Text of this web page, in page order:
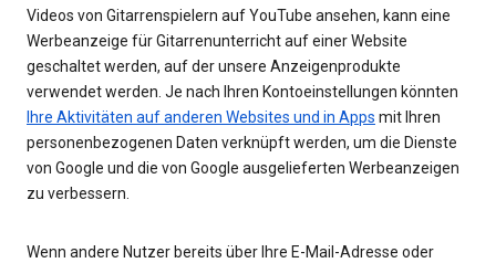
Videos von Gitarrenspielern auf YouTube ansehen, kann eine
Werbeanzeige für Gitarrenunterricht auf einer Website
geschaltet werden, auf der unsere Anzeigenprodukte
verwendet werden. Je nach Ihren Kontoeinstellungen könnten
Ihre Aktivitäten auf anderen Websites und in Apps mit Ihren
personenbezogenen Daten verknüpft werden, um die Dienste
von Google und die von Google ausgelieferten Werbeanzeigen
zu verbessern.
Wenn andere Nutzer bereits über Ihre E-Mail-Adresse oder